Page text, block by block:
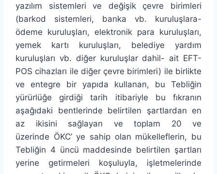
yazılım sistemleri ve değişik çevre birimleri
(barkod sistemleri, banka vb. kuruluşlara-
ödeme kuruluşları, elektronik para kuruluşları,
yemek kartı kuruluşları, belediye yardım
kuruluşları vb. diğer kuruluşlar dahil- ait EFT-
POS cihazları ile diğer çevre birimleri) ile birlikte
ve entegre bir yapıda kullanan, bu Tebliğin
yürürlüğe girdiği tarih itibariyle bu fıkranın
aşağıdaki bentlerinde belirtilen şartlardan en
az ikisini sağlayan ve toplam 20 ve
üzerinde ÖKC’ ye sahip olan mükelleflerin, bu
Tebliğin 4 üncü maddesinde belirtilen şartları
yerine getirmeleri koşuluyla, işletmelerinde